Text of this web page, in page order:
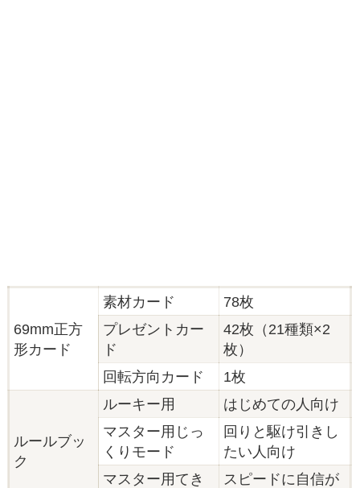
69mm正方
形カード
素材カード
78枚
プレゼントカー
ド
42枚（21種類×2
枚）
回転方向カード
1枚
ルールブッ
ク
ルーキー用
はじめての人向け
マスター用じっ
くりモード
回りと駆け引きし
たい人向け
マスター用てき
スピードに自信が